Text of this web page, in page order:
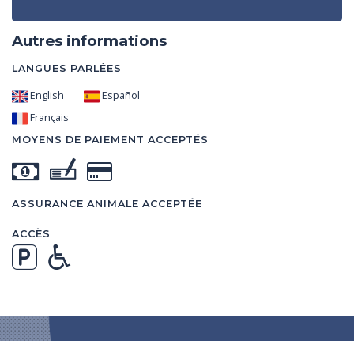
Autres informations
LANGUES PARLÉES
English
Español
Français
MOYENS DE PAIEMENT ACCEPTÉS
ASSURANCE ANIMALE ACCEPTÉE
ACCÈS